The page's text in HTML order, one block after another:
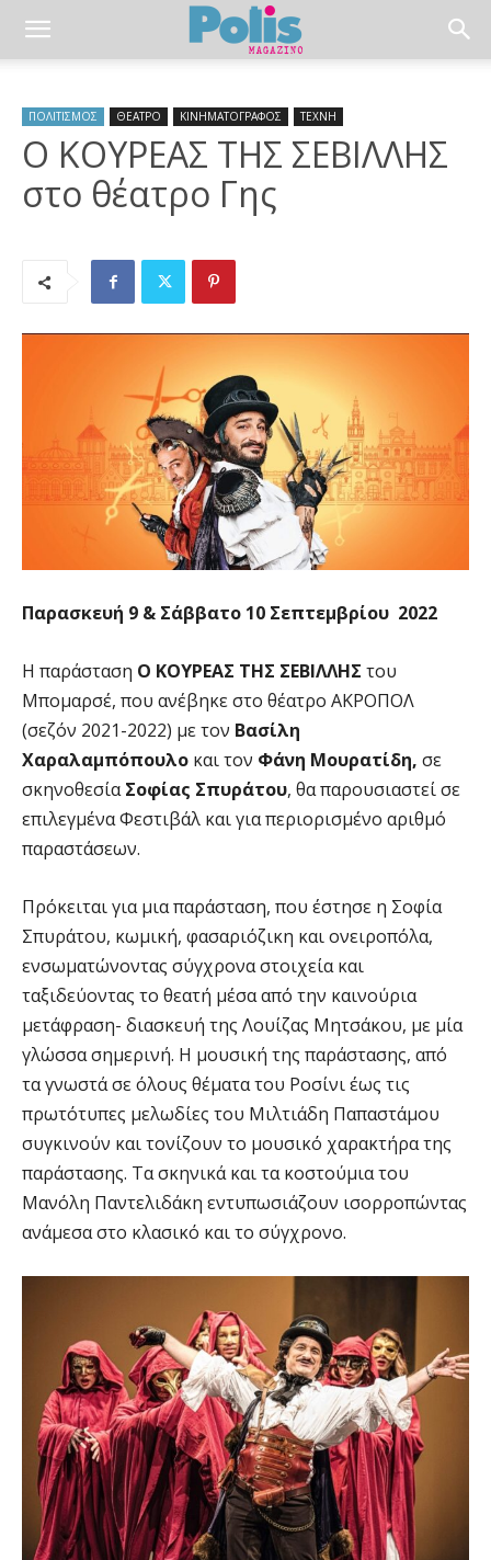
ΠΟΛΙΤΙΣΜΟΣ ΘΕΑΤΡΟ ΚΙΝΗΜΑΤΟΓΡΑΦΟΣ ΤΕΧΝΗ
Ο ΚΟΥΡΕΑΣ ΤΗΣ ΣΕΒΙΛΛΗΣ
στο θέατρο Γης
Παρασκευή 9 & Σάββατο 10 Σεπτεμβρίου 2022
Η παράσταση Ο ΚΟΥΡΕΑΣ ΤΗΣ ΣΕΒΙΛΛΗΣ του
Μπομαρσέ, που ανέβηκε στο θέατρο ΑΚΡΟΠΟΛ
(σεζόν 2021-2022) με τον Βασίλη
Χαραλαμπόπουλο και τον Φάνη Μουρατίδη, σε
σκηνοθεσίαΣοφίας Σπυράτου, θα παρουσιαστεί σε
επιλεγμένα Φεστιβάλ και για περιορισμένο αριθμό
παραστάσεων.
Πρόκειται για μια παράσταση, που έστησε η Σοφία
Σπυράτου, κωμική, φασαριόζικη και ονειροπόλα,
ενσωματώνοντας σύγχρονα στοιχεία και
ταξιδεύοντας το θεατή μέσα από την καινούρια
μετάφραση- διασκευή της Λουίζας Μητσάκου, με μία
γλώσσα σημερινή. H μουσική της παράστασης, από
τα γνωστά σε όλους θέματα του Ροσίνι έως τις
πρωτότυπες μελωδίες του Μιλτιάδη Παπαστάμου
συγκινούν και τονίζουν το μουσικό χαρακτήρα της
παράστασης. Τα σκηνικά και τα κοστούμια του
Μανόλη Παντελιδάκη εντυπωσιάζουν ισορροπώντας
ανάμεσα στο κλασικό και το σύγχρονο.